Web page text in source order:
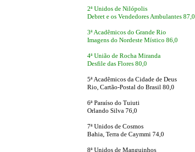
2ª Unidos de Nilópolis
Debret e os Vendedores Ambulantes 87,0
3ª Acadêmicos do Grande Rio
Imagens do Nordeste Místico 86,0
4ª União de Rocha Miranda
Desfile das Flores 80,0
5ª Acadêmicos da Cidade de Deus
Rio, Cartão-Postal do Brasil 80,0
6ª Paraíso do Tuiuti
Orlando Silva 76,0
7ª Unidos de Cosmos
Bahia, Terra de Caymmi 74,0
8ª Unidos de Manguinhos